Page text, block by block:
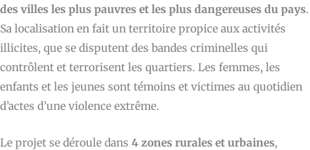
des villes les plus pauvres et les plus dangereuses du pays.
Sa localisation en fait un territoire propice aux activités
illicites, que se disputent des bandes criminelles qui
contrôlent et terrorisent les quartiers. Les femmes, les
enfants et les jeunes sont témoins et victimes au quotidien
d’actes d’une violence extrême.
Le projet se déroule dans 4 zones rurales et urbaines,